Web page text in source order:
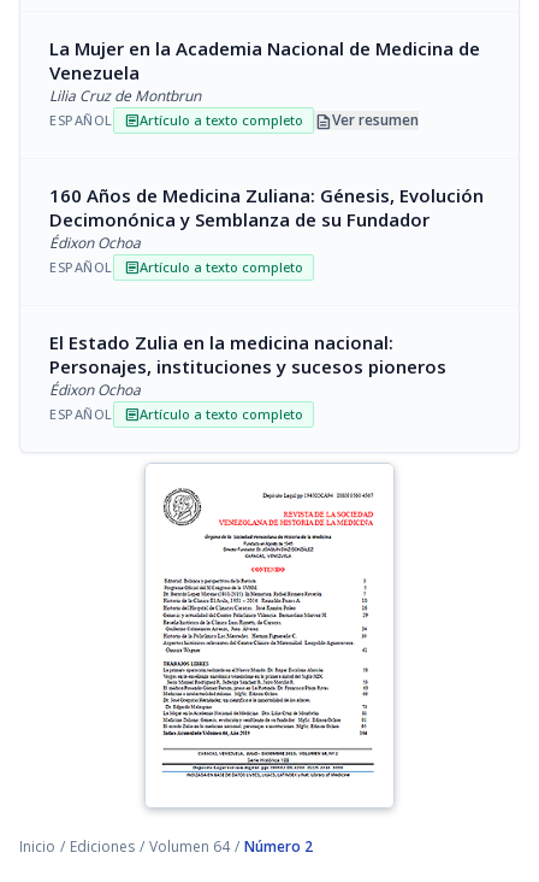
La Mujer en la Academia Nacional de Medicina de
Venezuela
Lilia Cruz de Montbrun
ESPAÑOL articleArtículo a texto completo descriptionVer resumen
160 Años de Medicina Zuliana: Génesis, Evolución
Decimonónica y Semblanza de su Fundador
Édixon Ochoa
ESPAÑOL articleArtículo a texto completo
El Estado Zulia en la medicina nacional:
Personajes, instituciones y sucesos pioneros
Édixon Ochoa
ESPAÑOL articleArtículo a texto completo
Inicio / Ediciones / Volumen 64 / Número 2